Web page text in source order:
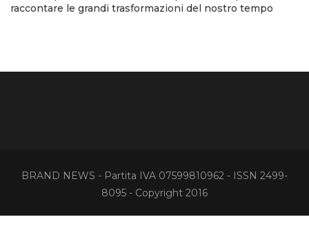
raccontare le grandi trasformazioni del nostro tempo
BRAND NEWS - Partita IVA 07599810962 - ISSN 2499-
8095 - Copyright 2016